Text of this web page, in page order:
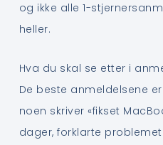
og ikke alle 1-
heller.
Hva du skal se etter i
De beste anmeldelsene
noen skriver «fikset
dager, forklarte